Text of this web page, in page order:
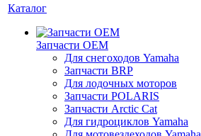
Каталог
Запчасти OEM
Для снегоходов Yamaha
Запчасти BRP
Для лодочных моторов
Запчасти POLARIS
Запчасти Arctic Cat
Для гидроциклов Yamaha